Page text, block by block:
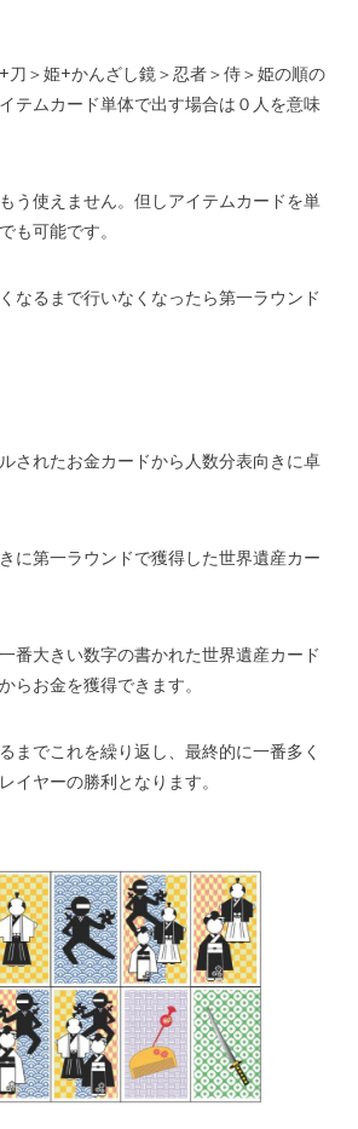
刀＞姫+かんざし鏡＞忍者＞侍＞姫の順の
テムカード単体で出す場合は０人を意味
う使えません。但しアイテムカードを単
も可能です。
なるまで行いなくなったら第一ラウンド
されたお金カードから人数分表向きに卓
に第一ラウンドで獲得した世界遺産カー
番大きい数字の書かれた世界遺産カード
らお金を獲得できます。
までこれを繰り返し、最終的に一番多く
イヤーの勝利となります。